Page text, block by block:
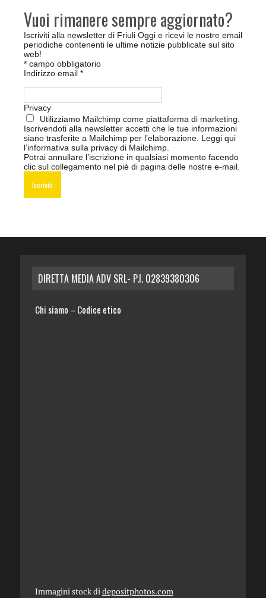
Vuoi rimanere sempre aggiornato?
Iscriviti alla newsletter di Friuli Oggi e ricevi le nostre email
periodiche contenenti le ultime notizie pubblicate sul sito
web!
* campo obbligatorio
Indirizzo email *
Privacy
Utilizziamo Mailchimp come piattaforma di marketing.
Iscrivendoti alla newsletter accetti che le tue informazioni
siano trasferite a Mailchimp per l’elaborazione. Leggi qui
l’informativa sulla privacy di Mailchimp
Potrai annullare l’iscrizione in qualsiasi momento facendo
clic sul collegamento nel piè di pagina delle nostre e-mail.
DIRETTA MEDIA ADV SRL- P.I. 02839380306
Chi siamo – Codice etico
Immagini stock di depositphotos.com